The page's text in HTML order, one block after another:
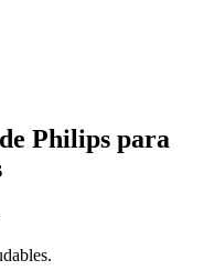
Philips para